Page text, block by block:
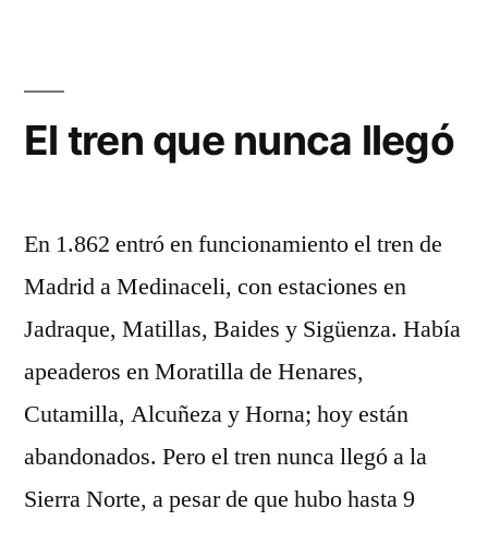
la
El tren que nunca llegó
En 1.862 entró en funcionamiento el tren de
Madrid a Medinaceli, con estaciones en
Jadraque, Matillas, Baides y Sigüenza. Había
apeaderos en Moratilla de Henares,
Cutamilla, Alcuñeza y Horna; hoy están
abandonados. Pero el tren nunca llegó a la
Sierra Norte, a pesar de que hubo hasta 9